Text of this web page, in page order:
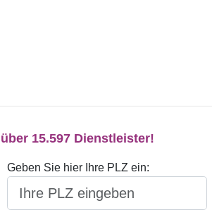
15.597 Dienstleister!
Geben Sie hier Ihre PLZ ein: